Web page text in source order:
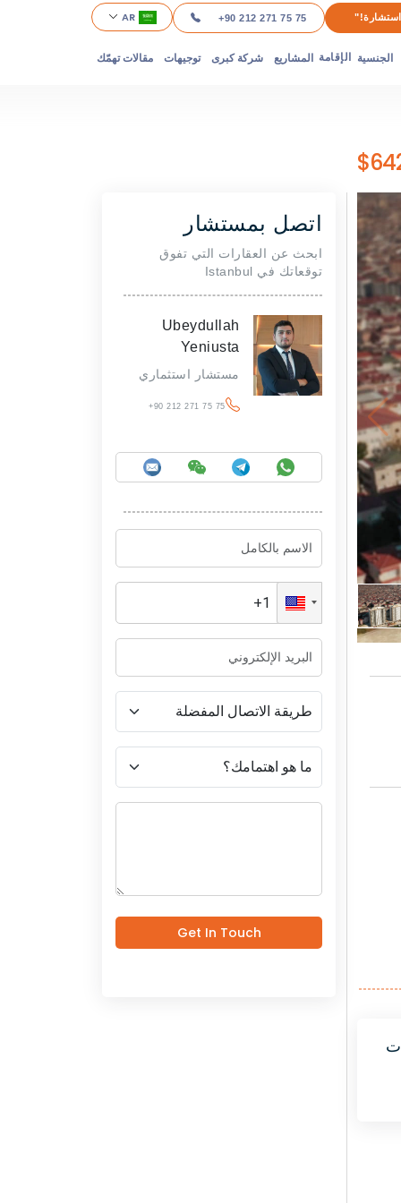
+90 212 271 75 75
AR
الجنسية الإقامة المشاريع شركة كبرى توجيهات مقالات تهمّك
اتصل بمستشار
ابحث عن العقارات التي تفوق
توقعاتك في Istanbul
Ubeydullah
Yeniusta
مستشار استثماري
+90 212 271 75 75
Get In Touch